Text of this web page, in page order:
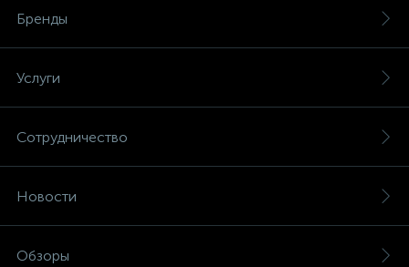
Бренды
Услуги
Сотрудничество
Новости
Обзоры